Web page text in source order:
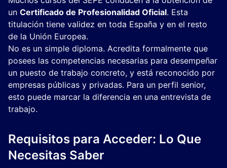
un Certificado de Profesionalidad Oficial. Esta
titulación tiene validez en toda España y en el resto
de la Unión Europea.
No es un simple diploma. Acredita formalmente que
posees las competencias necesarias para desempeñar
un puesto de trabajo concreto, y está reconocido por
empresas públicas y privadas. Para un perfil senior,
esto puede marcar la diferencia en una entrevista de
trabajo.
Requisitos para Acceder: Lo Que
Necesitas Saber